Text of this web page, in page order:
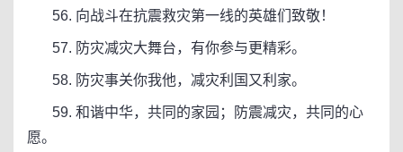
56. 向战斗在抗震救灾第一线的英雄们致敬！
57. 防灾减灾大舞台，有你参与更精彩。
58. 防灾事关你我他，减灾利国又利家。
59. 和谐中华，共同的家园；防震减灾，共同的心
愿。